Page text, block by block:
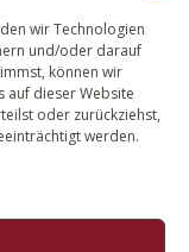
wir Technologien
und/oder darauf
können wir
auf dieser Website
oder zurückziehst,
werden.